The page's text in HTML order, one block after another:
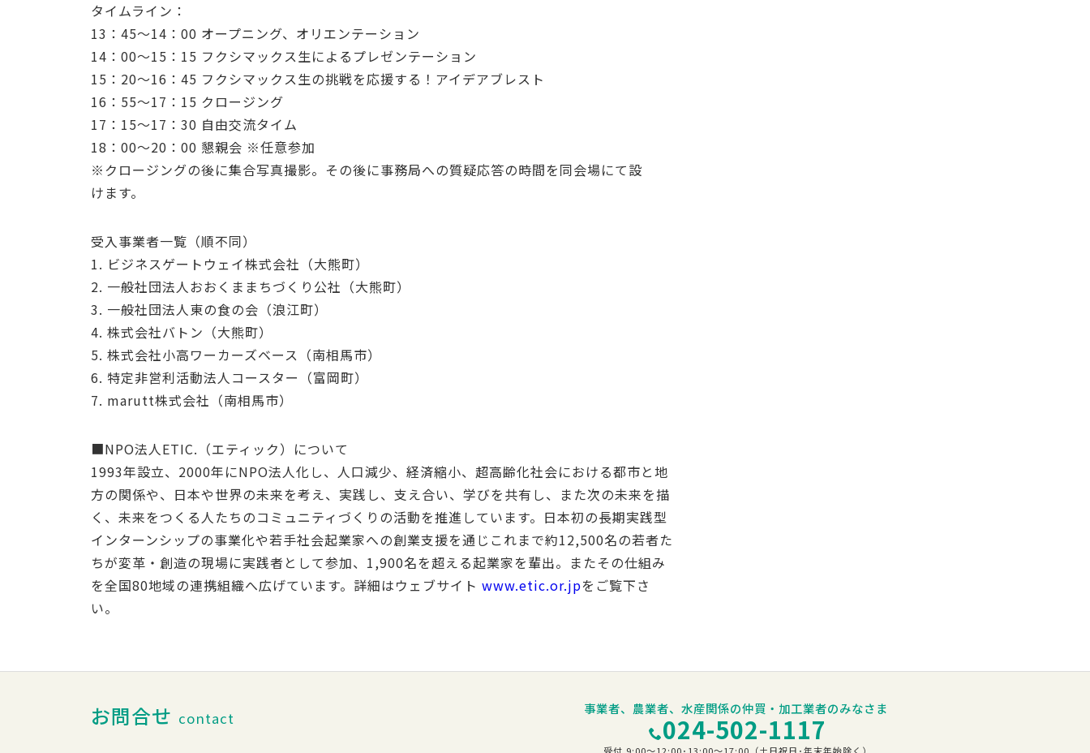
タイムライン：
13：45～14：00 オープニング、オリエンテーション
14：00～15：15 フクシマックス生によるプレゼンテーション
15：20～16：45 フクシマックス生の挑戦を応援する！アイデアブレスト
16：55～17：15 クロージング
17：15～17：30 自由交流タイム
18：00～20：00 懇親会 ※任意参加
※クロージングの後に集合写真撮影。その後に事務局への質疑応答の時間を同会場にて設
けます。
受入事業者一覧（順不同）
1. ビジネスゲートウェイ株式会社（大熊町）
2. 一般社団法人おおくままちづくり公社（大熊町）
3. 一般社団法人東の食の会（浪江町）
4. 株式会社バトン（大熊町）
5. 株式会社小高ワーカーズベース（南相馬市）
6. 特定非営利活動法人コースター（富岡町）
7. marutt株式会社（南相馬市）
■NPO法人ETIC.（エティック）について
1993年設立、2000年にNPO法人化し、人口減少、経済縮小、超高齢化社会における都市と地
方の関係や、日本や世界の未来を考え、実践し、支え合い、学びを共有し、また次の未来を描
く、未来をつくる人たちのコミュニティづくりの活動を推進しています。日本初の長期実践型
インターンシップの事業化や若手社会起業家への創業支援を通じこれまで約12,500名の若者た
ちが変革・創造の現場に実践者として参加、1,900名を超える起業家を輩出。またその仕組み
を全国80地域の連携組織へ広げています。詳細はウェブサイト www.etic.or.jpをご覧下さ
い。
お問合せ contact
事業者、農業者、水産関係の仲買・加工業者のみなさま
024-502-1117